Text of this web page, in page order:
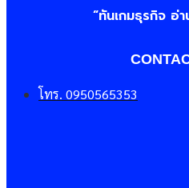
“ทันเกมธุรกิจ อ่
โทร. 0950565353